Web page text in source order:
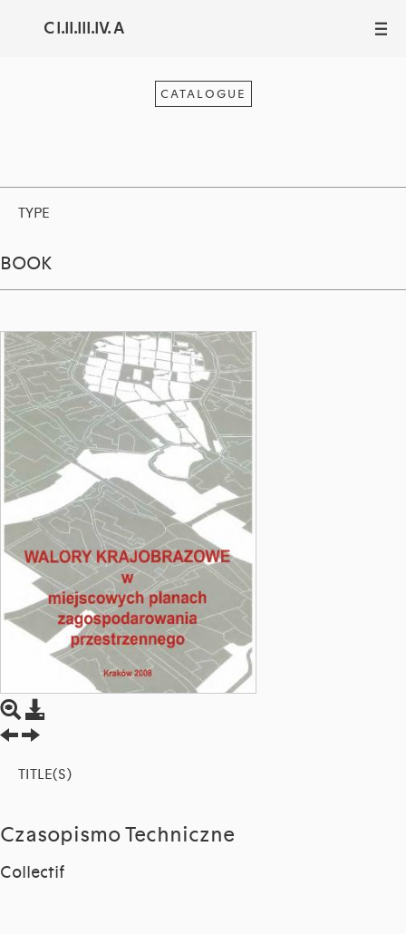
C I.II.III.IV. A III
CATALOGUE
TYPE
BOOK
TITLE(S)
Czasopismo Techniczne
Collectif